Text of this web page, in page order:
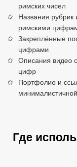
римских чисел
Названия рубрик
римскими
Закреплённые
цифрами
Описания видео
цифр
Портфолио и
Где